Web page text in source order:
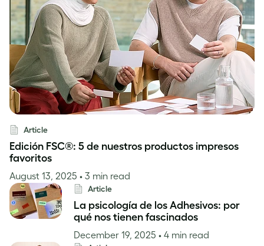
Article
Edición FSC®: 5 de nuestros productos impresos
favoritos
August 13, 2025 • 3 min read
Article
La psicología de los Adhesivos: por
qué nos tienen fascinados
December 19, 2025 • 4 min read